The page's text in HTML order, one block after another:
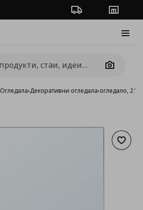
Проследяване на
Camera
Огледала›Декоративни огледала›огледало,